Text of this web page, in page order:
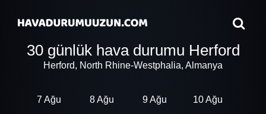
30 günlük hava durumu Herford
Herford, North Rhine-Westphalia, Almanya
7 Ağu 8 Ağu 9 Ağu 10 Ağu